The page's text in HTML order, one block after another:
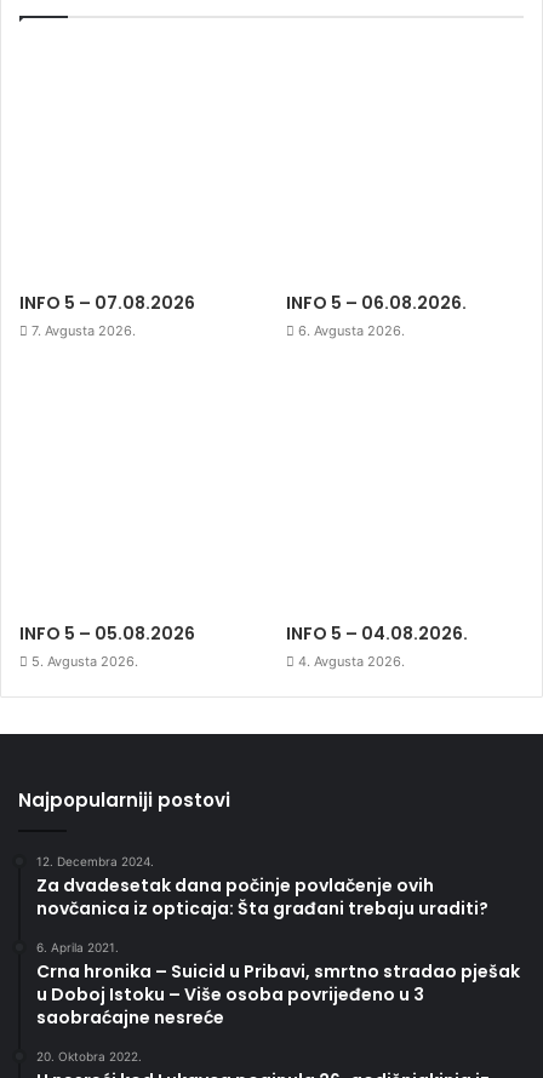
INFO 5 – 07.08.2026
7. Avgusta 2026.
INFO 5 – 06.08.2026.
6. Avgusta 2026.
INFO 5 – 05.08.2026
5. Avgusta 2026.
INFO 5 – 04.08.2026.
4. Avgusta 2026.
Najpopularniji postovi
12. Decembra 2024.
Za dvadesetak dana počinje povlačenje ovih
novčanica iz opticaja: Šta građani trebaju uraditi?
6. Aprila 2021.
Crna hronika – Suicid u Pribavi, smrtno stradao pješak
u Doboj Istoku – Više osoba povrijeđeno u 3
saobraćajne nesreće
20. Oktobra 2022.